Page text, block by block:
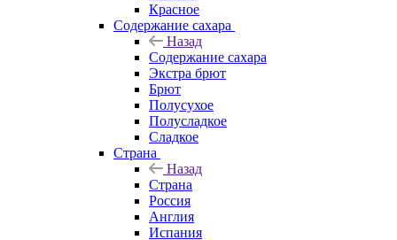
Красное
Содержание сахара
Назад
Содержание сахара
Экстра брют
Брют
Полусухое
Полусладкое
Сладкое
Страна
Назад
Страна
Россия
Англия
Испания